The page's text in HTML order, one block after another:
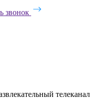
звонок
телеканал